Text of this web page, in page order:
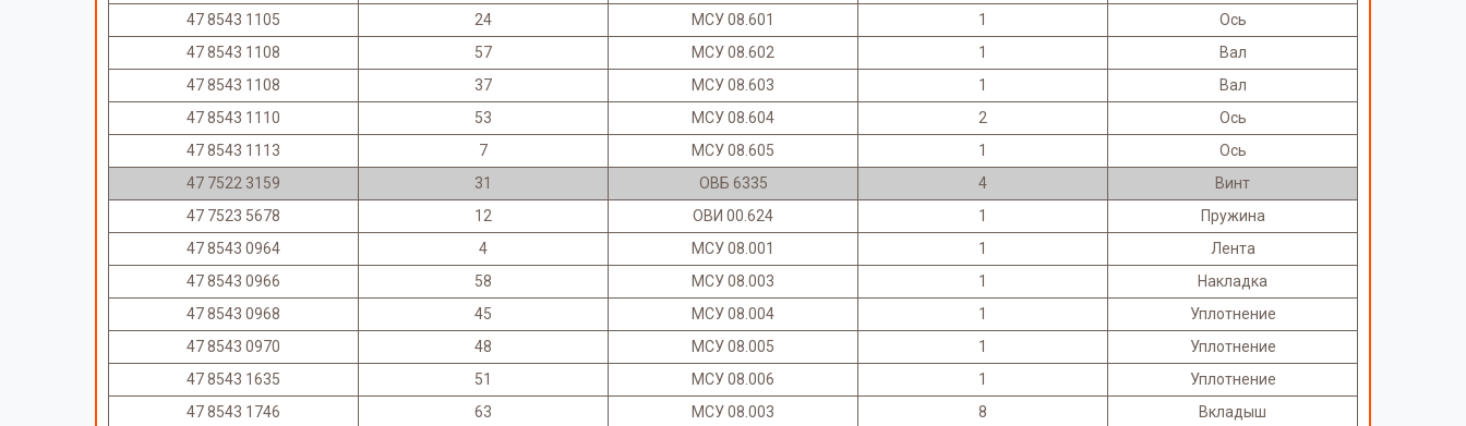
47 8543 1105
24 МСУ 08.601 1
Ось
47 8543 1108
57 МСУ 08.602 1
Вал
47 8543 1108
37 МСУ 08.603 1
Вал
47 8543 1110
53 МСУ 08.604 2
Ось
47 8543 1113
7 МСУ 08.605 1
Ось
47 7522 3159
31 ОВБ 6335 4
Винт
47 7523 5678
12 ОВИ 00.624 1
Пружина
47 8543 0964
4 МСУ 08.001 1
Лента
47 8543 0966
58 МСУ 08.003 1
Накладка
47 8543 0968
45 МСУ 08.004 1
Уплотнение
47 8543 0970
48 МСУ 08.005 1
Уплотнение
47 8543 1635
51 МСУ 08.006 1
Уплотнение
47 8543 1746
63 МСУ 08.003 8
Вкладыш